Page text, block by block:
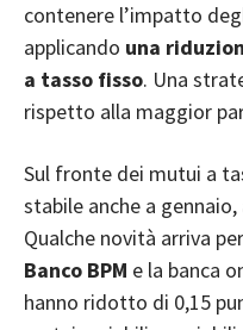
contenere l’impatto
applicando una
a tasso fisso. Una
rispetto alla maggior
Sul fronte dei mutui a
stabile anche a
Qualche novità arriva
Banco BPM e la banca
hanno ridotto di 0,15